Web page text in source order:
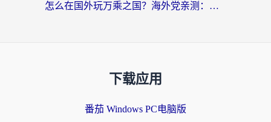
怎么在国外玩万乘之国？海外党亲测：突破限制的3个实用技巧
下载应用
番茄 Windows PC电脑版